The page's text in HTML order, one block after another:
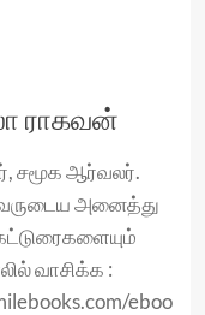
ராகவன்
சமூக ஆர்வலர்.
அனைத்து
வாசிக்க :
eboo